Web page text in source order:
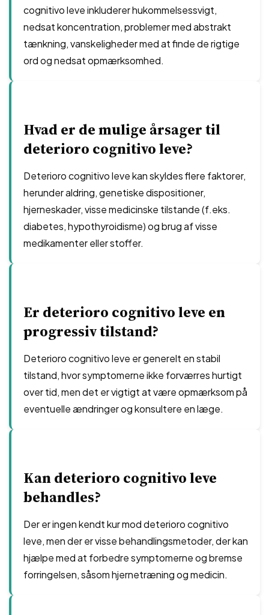
cognitivo leve inkluderer hukommelsessvigt,
nedsat koncentration, problemer med abstrakt
tænkning, vanskeligheder med at finde de rigtige
ord og nedsat opmærksomhed.
Hvad er de mulige årsager til
deterioro cognitivo leve?
Deterioro cognitivo leve kan skyldes flere faktorer,
herunder aldring, genetiske dispositioner,
hjerneskader, visse medicinske tilstande (f.eks.
diabetes, hypothyroidisme) og brug af visse
medikamenter eller stoffer.
Er deterioro cognitivo leve en
progressiv tilstand?
Deterioro cognitivo leve er generelt en stabil
tilstand, hvor symptomerne ikke forværres hurtigt
over tid, men det er vigtigt at være opmærksom på
eventuelle ændringer og konsultere en læge.
Kan deterioro cognitivo leve
behandles?
Der er ingen kendt kur mod deterioro cognitivo
leve, men der er visse behandlingsmetoder, der kan
hjælpe med at forbedre symptomerne og bremse
forringelsen, såsom hjernetræning og medicin.